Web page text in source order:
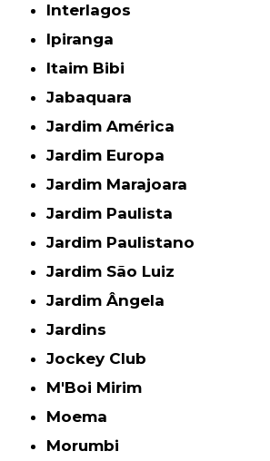
Interlagos
Ipiranga
Itaim Bibi
Jabaquara
Jardim América
Jardim Europa
Jardim Marajoara
Jardim Paulista
Jardim Paulistano
Jardim São Luiz
Jardim Ângela
Jardins
Jockey Club
M'Boi Mirim
Moema
Morumbi